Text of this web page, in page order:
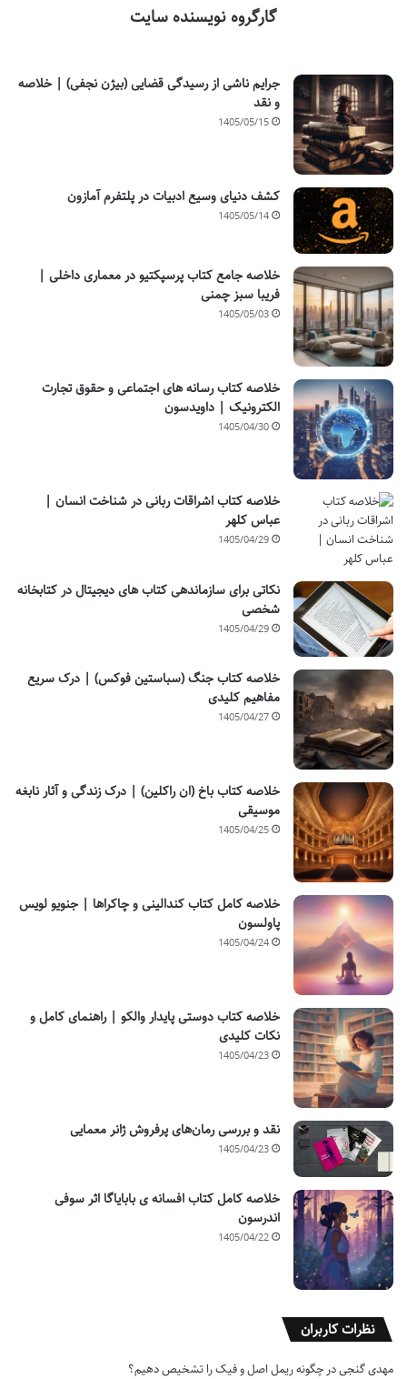
گارگروه نویسنده سایت
جرایم ناشی از رسیدگی قضایی (بیژن نجفی) | خلاصه
و نقد
1405/05/15
کشف دنیای وسیع ادبیات در پلتفرم آمازون
1405/05/14
خلاصه جامع کتاب پرسپکتیو در معماری داخلی |
فریبا سبز چمنی
1405/05/03
خلاصه کتاب رسانه های اجتماعی و حقوق تجارت
الکترونیک | داویدسون
1405/04/30
خلاصه کتاب اشراقات ربانی در شناخت انسان |
عباس کلهر
1405/04/29
نکاتی برای سازماندهی کتاب های دیجیتال در کتابخانه
شخصی
1405/04/29
خلاصه کتاب جنگ (سباستین فوکس) | درک سریع
مفاهیم کلیدی
1405/04/27
خلاصه کتاب باخ (ان راکلین) | درک زندگی و آثار نابغه
موسیقی
1405/04/25
خلاصه کامل کتاب کندالینی و چاکراها | جنویو لویس
پاولسون
1405/04/24
خلاصه کتاب دوستی پایدار والکو | راهنمای کامل و
نکات کلیدی
1405/04/23
نقد و بررسی رمان‌های پرفروش ژانر معمایی
1405/04/23
خلاصه کامل کتاب افسانه ی بابایاگا اثر سوفی
اندرسون
1405/04/22
نظرات کاربران
مهدی گنجیدر چگونه ریمل اصل و فیک را تشخیص دهیم؟